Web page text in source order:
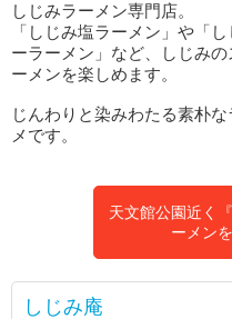
しじみラーメン専門店。
「しじみ塩ラーメン」や「
ーラーメン」など、しじみ
ーメンを楽しめます。
じんわりと染みわたる素朴
メです。
天文館公園近く
ーメン
しじみ庵